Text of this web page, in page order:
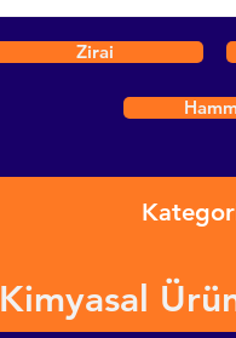
Zirai
Kimyasal